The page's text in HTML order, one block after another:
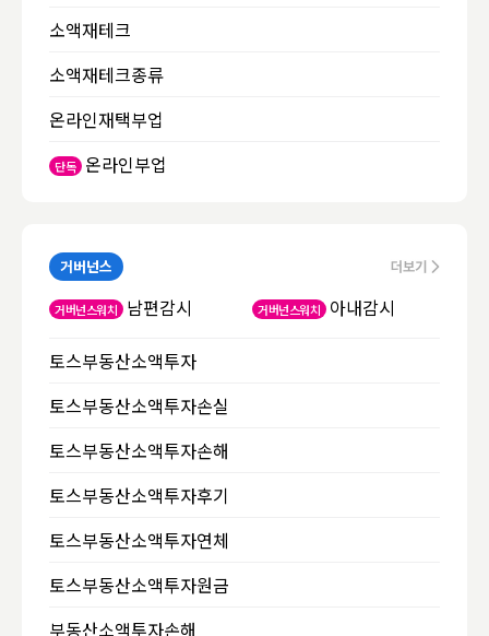
소액재테크
소액재테크종류
온라인재택부업
단독 온라인부업
거버넌스
거버넌스워치 남편감시 거버넌스워치 아내감시
토스부동산소액투자
토스부동산소액투자손실
토스부동산소액투자손해
토스부동산소액투자후기
토스부동산소액투자연체
토스부동산소액투자원금
부동산소액투자손해